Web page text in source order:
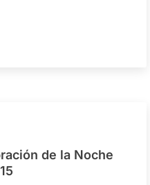
de la Noche